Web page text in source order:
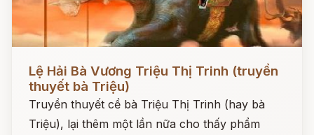
Lệ Hải Bà Vương Triệu Thị Trinh (truyền
thuyết bà Triệu)
Truyền thuyết cề bà Triệu Thị Trinh (hay bà
Triệu), lại thêm một lần nữa cho thấy phẩm